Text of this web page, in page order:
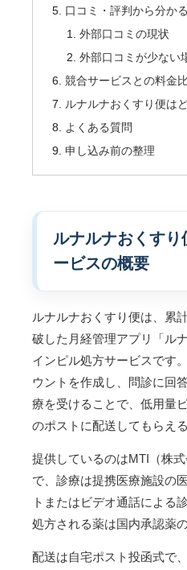
口コミ・評判から分か
外部口コミの現状
外部口コミが少ない
競合サービスとの料金
ルナルナおくすり便は
よくある質問
申し込み前の整理
ルナルナおくす
ービスの概要
ルナルナおくすり便は、累
破した月経管理アプリ「ル
インピル処方サービスです
ウントを作成し、問診に回
療を受けることで、低用量
のポストに配送してもらえ
提供しているのはMTI（株式
で、診療は提携医療施設の
トまたはビデオ通話による
処方される薬は国内承認薬
配送は自宅ポスト投函式で